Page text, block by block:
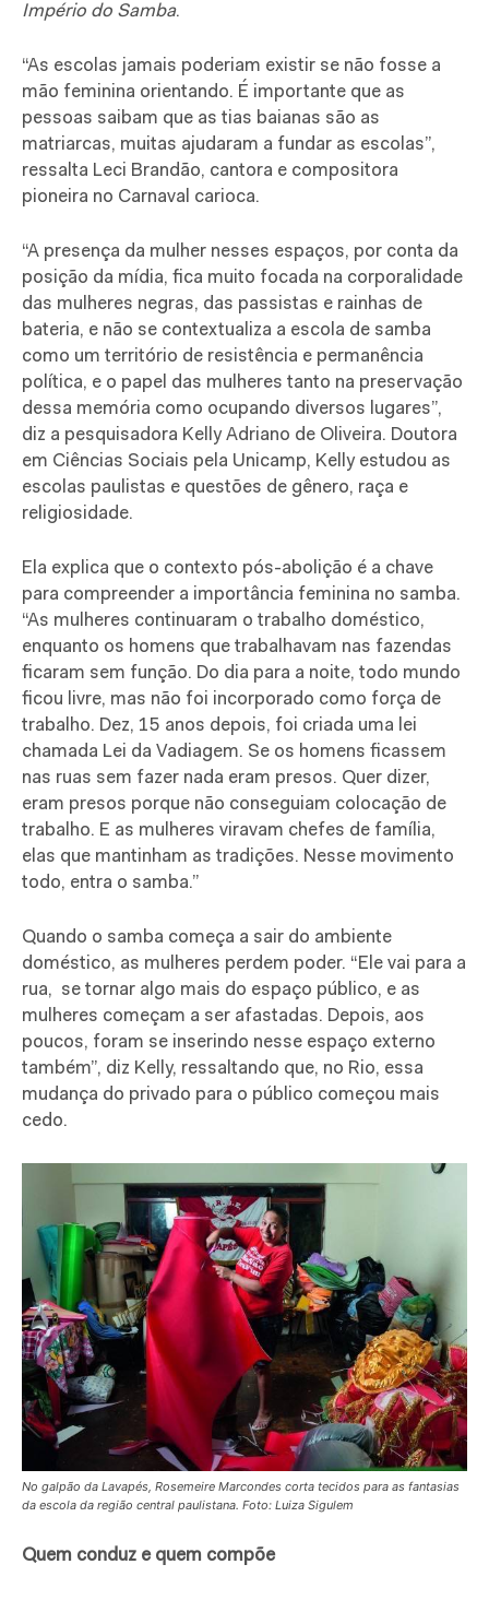
Império do Samba.
“As escolas jamais poderiam existir se não fosse a
mão feminina orientando. É importante que as
pessoas saibam que as tias baianas são as
matriarcas, muitas ajudaram a fundar as escolas”,
ressalta Leci Brandão, cantora e compositora
pioneira no Carnaval carioca.
“A presença da mulher nesses espaços, por conta da
posição da mídia, fica muito focada na corporalidade
das mulheres negras, das passistas e rainhas de
bateria, e não se contextualiza a escola de samba
como um território de resistência e permanência
política, e o papel das mulheres tanto na preservação
dessa memória como ocupando diversos lugares”,
diz a pesquisadora Kelly Adriano de Oliveira. Doutora
em Ciências Sociais pela Unicamp, Kelly estudou as
escolas paulistas e questões de gênero, raça e
religiosidade.
Ela explica que o contexto pós-abolição é a chave
para compreender a importância feminina no samba.
“As mulheres continuaram o trabalho doméstico,
enquanto os homens que trabalhavam nas fazendas
ficaram sem função. Do dia para a noite, todo mundo
ficou livre, mas não foi incorporado como força de
trabalho. Dez, 15 anos depois, foi criada uma lei
chamada Lei da Vadiagem. Se os homens ficassem
nas ruas sem fazer nada eram presos. Quer dizer,
eram presos porque não conseguiam colocação de
trabalho. E as mulheres viravam chefes de família,
elas que mantinham as tradições. Nesse movimento
todo, entra o samba.”
Quando o samba começa a sair do ambiente
doméstico, as mulheres perdem poder. “Ele vai para a
rua, se tornar algo mais do espaço público, e as
mulheres começam a ser afastadas. Depois, aos
poucos, foram se inserindo nesse espaço externo
também”, diz Kelly, ressaltando que, no Rio, essa
mudança do privado para o público começou mais
cedo.
No galpão da Lavapés, Rosemeire Marcondes corta tecidos para as fantasias
da escola da região central paulistana. Foto: Luiza Sigulem
Quem conduz e quem compõe